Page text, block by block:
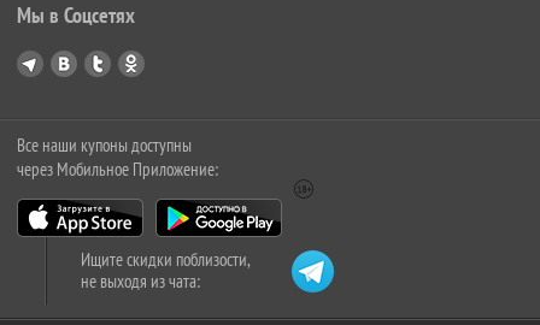
Мы в Соцсетях
Все наши купоны доступны
через Мобильное Приложение:
Ищите скидки поблизости,
не выходя из чата: